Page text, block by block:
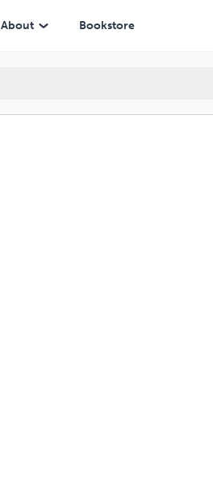
About Bookstore